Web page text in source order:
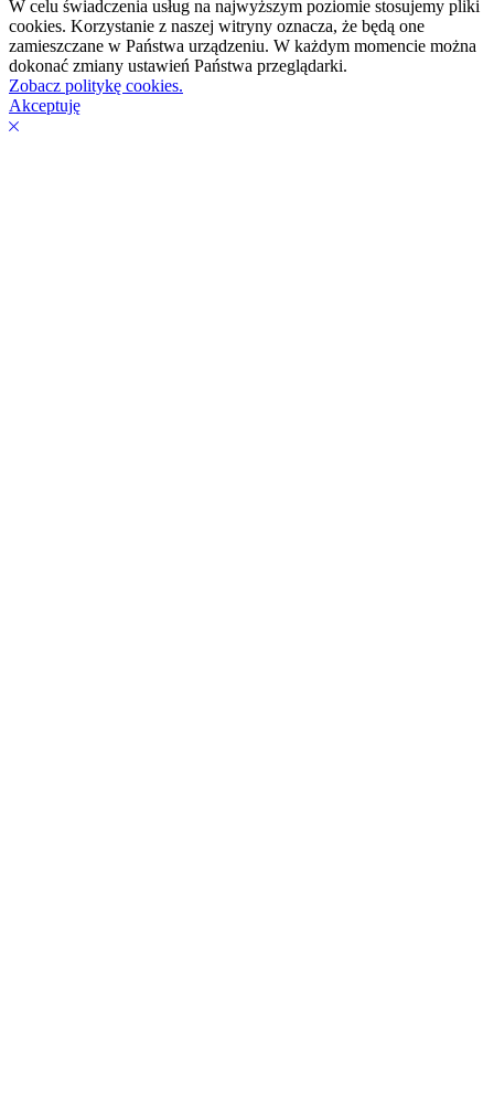
W celu świadczenia usług na najwyższym poziomie stosujemy pliki
cookies. Korzystanie z naszej witryny oznacza, że będą one
zamieszczane w Państwa urządzeniu. W każdym momencie można
dokonać zmiany ustawień Państwa przeglądarki.
Zobacz politykę cookies.
Akceptuję